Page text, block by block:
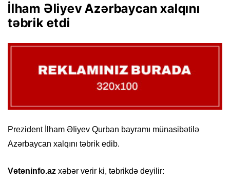
İlham Əliyev Azərbaycan xalqını
təbrik etdi
Prezident İlham ƏIiyev Qurban bayramı münasibətilə
Azərbaycan xalqını təbrik edib.
Vətəninfo.az xəbər verir ki, təbrikdə deyilir: